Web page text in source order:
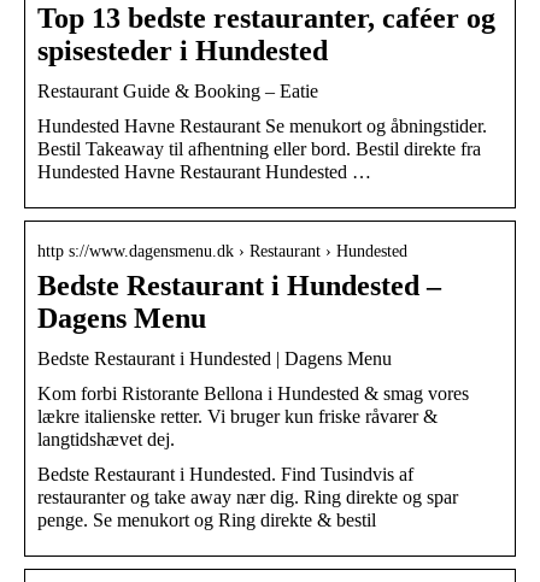
Top 13 bedste restauranter, caféer og
spisesteder i Hundested
Restaurant Guide & Booking – Eatie
Hundested Havne Restaurant Se menukort og åbningstider.
Bestil Takeaway til afhentning eller bord. Bestil direkte fra
Hundested Havne Restaurant Hundested …
http s://www.dagensmenu.dk › Restaurant › Hundested
Bedste Restaurant i Hundested –
Dagens Menu
Bedste Restaurant i Hundested | Dagens Menu
Kom forbi Ristorante Bellona i Hundested & smag vores
lækre italienske retter. Vi bruger kun friske råvarer &
langtidshævet dej.
Bedste Restaurant i Hundested. Find Tusindvis af
restauranter og take away nær dig. Ring direkte og spar
penge. Se menukort og Ring direkte & bestil